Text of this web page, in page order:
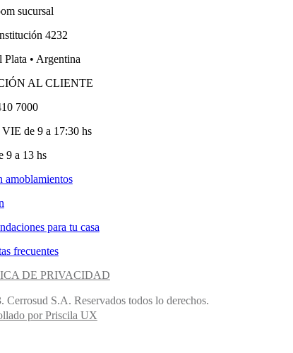
sucursal
4232
Plata • Argentina
AL CLIENTE
7000
de 9 a 17:30 hs
9 a 13 hs
amoblamientos
para tu casa
frecuentes
DE PRIVACIDAD
Cerrosud S.A. Reservados todos lo derechos.
por Priscila UX